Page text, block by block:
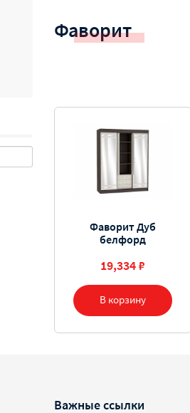
Фаворит
В корзину
Фаворит Дуб
белфорд
19,334 ₽
Важные ссылки